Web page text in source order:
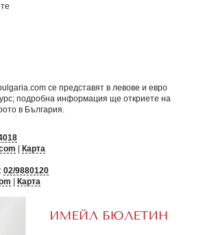
се представят в левове и евро
подробна информация ще откриете на
в България
Карта
02/9880120
Карта